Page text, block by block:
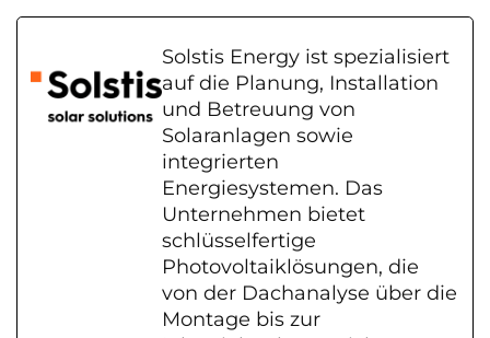
Solstis Energy ist spezialisiert
auf die Planung, Installation
und Betreuung von
Solaranlagen sowie
integrierten
Energiesystemen. Das
Unternehmen bietet
schlüsselfertige
Photovoltaiklösungen, die
von der Dachanalyse über die
Montage bis zur